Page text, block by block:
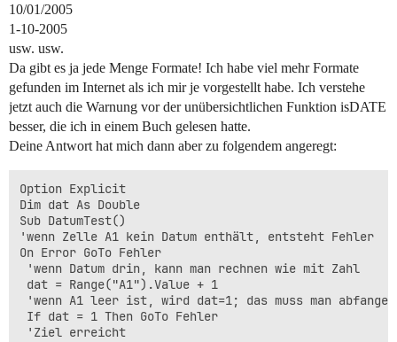
10/01/2005
1-10-2005
usw. usw.
Da gibt es ja jede Menge Formate! Ich habe viel mehr Formate
gefunden im Internet als ich mir je vorgestellt habe. Ich verstehe
jetzt auch die Warnung vor der unübersichtlichen Funktion isDATE
besser, die ich in einem Buch gelesen hatte.
Deine Antwort hat mich dann aber zu folgendem angeregt:
Option Explicit
Dim dat As Double
Sub DatumTest()
'wenn Zelle A1 kein Datum enthält, entsteht Fehler
On Error GoTo Fehler
'wenn Datum drin, kann man rechnen wie mit Zahl
dat = Range("A1").Value + 1
'wenn A1 leer ist, wird dat=1; das muss man abfangen
If dat = 1 Then GoTo Fehler
'Ziel erreicht